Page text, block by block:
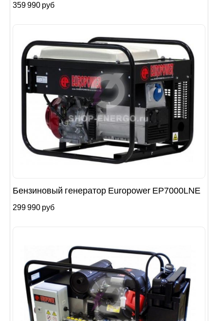
359 990 руб
Бензиновый генератор Europower EP7000LNE
299 990 руб